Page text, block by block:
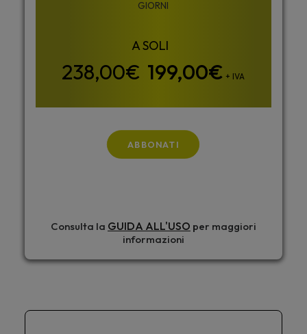
GIORNI
199,00€ + IVA
ABBONATI
Consulta la GUIDA ALL'USO per maggiori
informazioni